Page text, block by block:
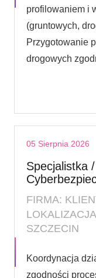
profilowaniem i
(gruntowych,
Przygotowanie
drogowych
05 Sierpnia 2026
Specjalistka
FIRMA:
SZCZECIN
Koordynacja
zgodności